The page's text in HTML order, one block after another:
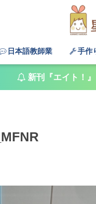
日本語教師業 手作
新刊『エイト！』